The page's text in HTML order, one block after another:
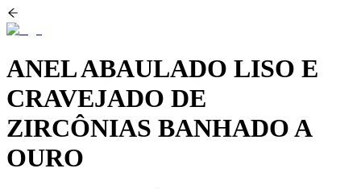
ANEL ABAULADO LISO E
CRAVEJADO DE
ZIRCÔNIAS BANHADO A
OURO